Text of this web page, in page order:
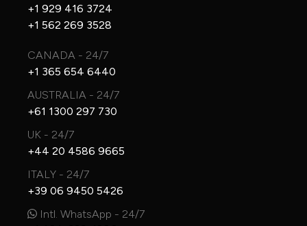
+1 929 416 3724
+1 562 269 3528
CANADA - 24/7
+1 365 654 6440
AUSTRALIA - 24/7
+61 1300 297 730
UK - 24/7
+44 20 4586 9665
ITALY - 24/7
+39 06 9450 5426
Intl. WhatsApp - 24/7